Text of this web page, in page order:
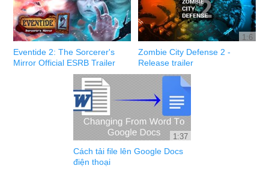
Eventide 2: The Sorcerer's
Mirror Official ESRB Trailer
1:6
Zombie City Defense 2 -
Release trailer
1:37
Cách tải file lên Google Docs
điện thoại